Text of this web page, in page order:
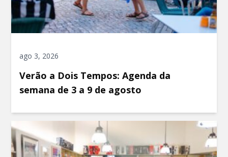
ago 3, 2026
Verão a Dois Tempos: Agenda da
semana de 3 a 9 de agosto